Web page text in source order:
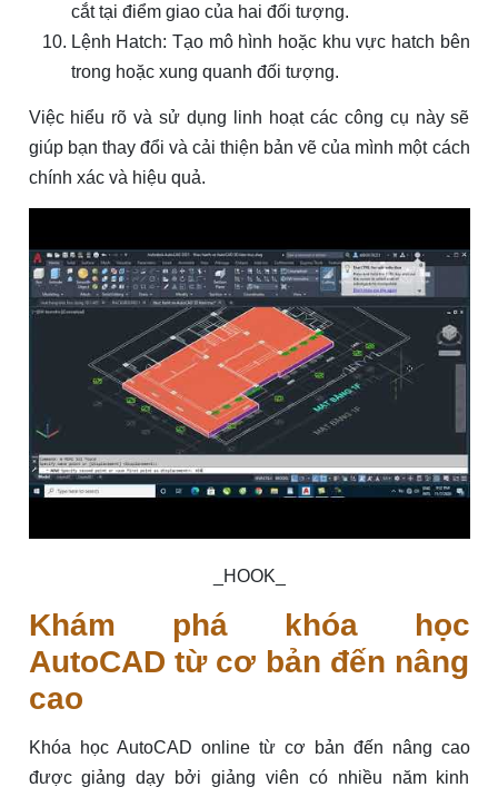
cắt tại điểm giao của hai đối tượng.
Lệnh Hatch: Tạo mô hình hoặc khu vực hatch bên
trong hoặc xung quanh đối tượng.
Việc hiểu rõ và sử dụng linh hoạt các công cụ này sẽ
giúp bạn thay đổi và cải thiện bản vẽ của mình một cách
chính xác và hiệu quả.
_HOOK_
Khám phá khóa học
AutoCAD từ cơ bản đến nâng
cao
Khóa học AutoCAD online từ cơ bản đến nâng cao
được giảng dạy bởi giảng viên có nhiều năm kinh